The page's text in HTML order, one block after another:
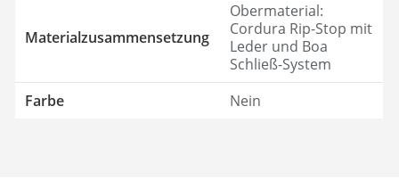
Materialzusammensetzung
Obermaterial:
Cordura Rip-Stop mit
Leder und Boa
Schließ-System
Farbe
Nein